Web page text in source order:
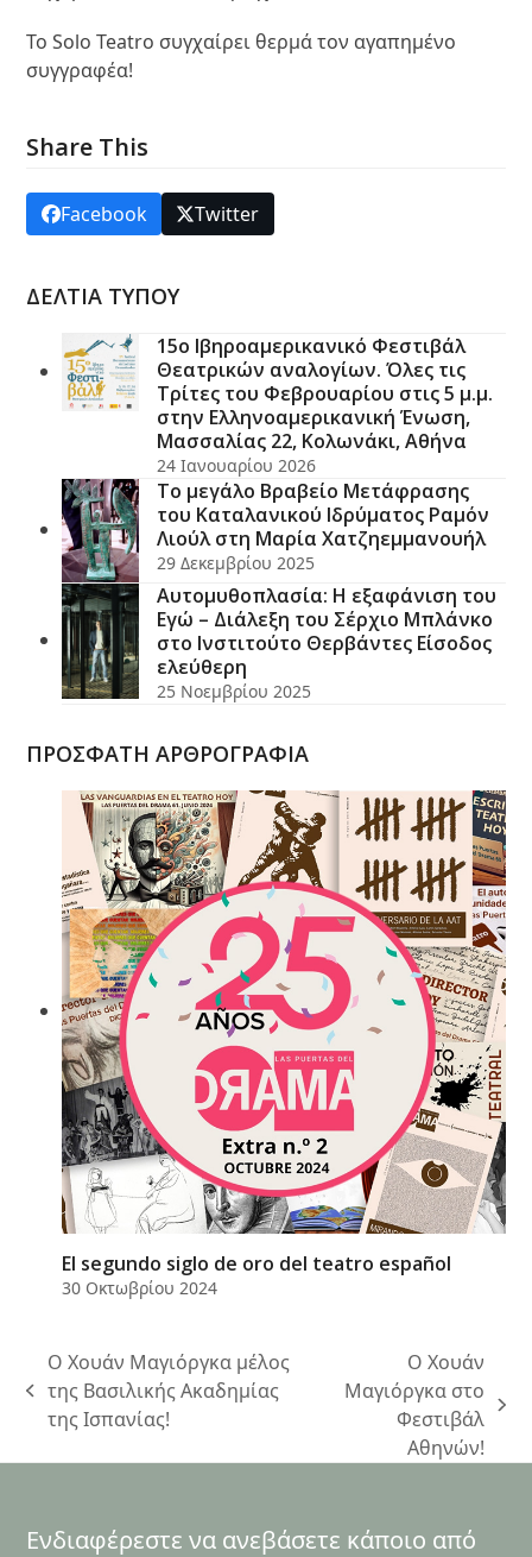
Το Solo Teatro συγχαίρει θερμά τον αγαπημένο
συγγραφέα!
Share This
Facebook Twitter
ΔΕΛΤΙΑ ΤΥΠΟΥ
15ο Ιβηροαμερικανικό Φεστιβάλ
Θεατρικών αναλογίων. Όλες τις
Τρίτες του Φεβρουαρίου στις 5 μ.μ.
στην Ελληνοαμερικανική Ένωση,
Μασσαλίας 22, Κολωνάκι, Αθήνα
24 Ιανουαρίου 2026
Το μεγάλο Βραβείο Μετάφρασης
του Καταλανικού Ιδρύματος Ραμόν
Λιούλ στη Μαρία Χατζηεμμανουήλ
29 Δεκεμβρίου 2025
Αυτομυθοπλασία: Η εξαφάνιση του
Εγώ – Διάλεξη του Σέρχιο Μπλάνκο
στο Ινστιτούτο Θερβάντες Είσοδος
ελεύθερη
25 Νοεμβρίου 2025
ΠΡΟΣΦΑΤΗ ΑΡΘΡΟΓΡΑΦΙΑ
El segundo siglo de oro del teatro español
30 Οκτωβρίου 2024
previous
post:
Ο Χουάν Μαγιόργκα μέλος
της Βασιλικής Ακαδημίας
της Ισπανίας!
Ο Χουάν
Μαγιόργκα στο
Φεστιβάλ
Αθηνών!
Ενδιαφέρεστε να ανεβάσετε κάποιο από